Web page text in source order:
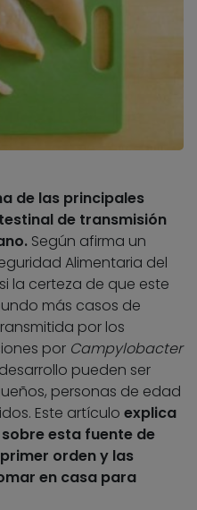
de las principales
de transmisión
Según afirma un
Alimentaria del
la certeza de que este
más casos de
por los
por Campylobacter
pueden ser
personas de edad
Este artículo explica
esta fuente de
orden y las
en casa para